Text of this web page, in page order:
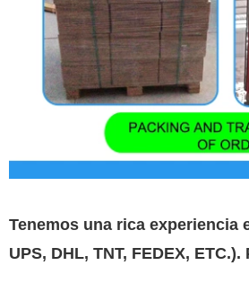
Tenemos una rica experiencia
UPS, DHL, TNT, FEDEX,